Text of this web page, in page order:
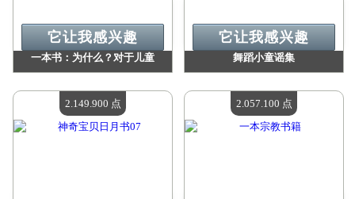
一本书：为什么？对于儿童
现有数量：4
它让我感兴趣
舞蹈小童谣集
现有数量：4
它让我感兴趣
2.149.900 点 2.057.100 点